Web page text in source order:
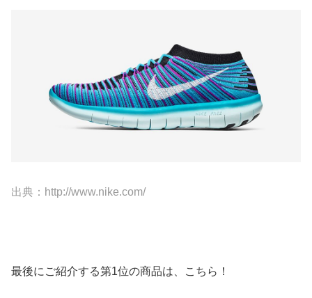
出典：http://www.nike.com/
最後にご紹介する第1位の商品は、こちら！